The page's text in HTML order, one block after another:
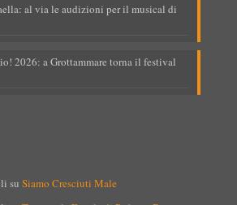
al via le audizioni per il musical di
2026: a Grottammare torna il festival
su Siamo Cresciuti Male